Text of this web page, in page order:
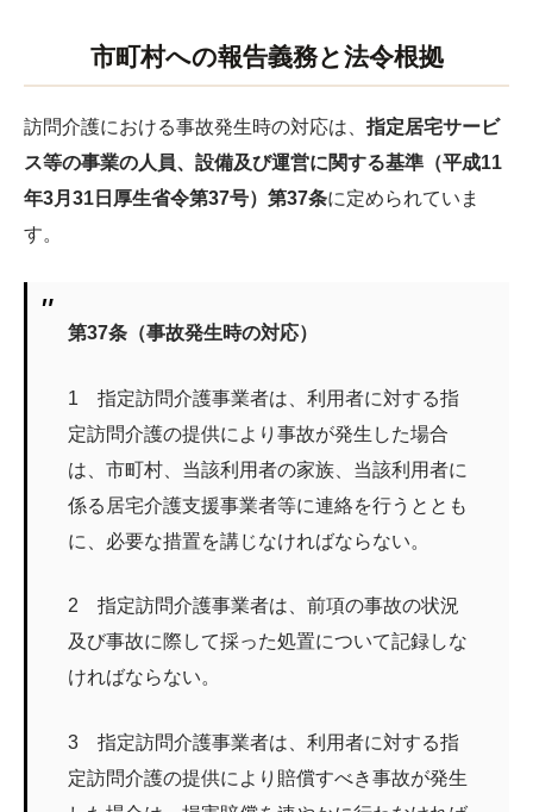
市町村への報告義務と法令根拠
訪問介護における事故発生時の対応は、 指定居宅サービ
ス等の事業の人員、設備及び運営に関する基準（平成11
年3月31日厚生省令第37号）第37条に定められていま
す。
第37条（事故発生時の対応）
1 指定訪問介護事業者は、利用者に対する指
定訪問介護の提供により事故が発生した場合
は、市町村、当該利用者の家族、当該利用者に
係る居宅介護支援事業者等に連絡を行うととも
に、必要な措置を講じなければならない。
2 指定訪問介護事業者は、前項の事故の状況
及び事故に際して採った処置について記録しな
ければならない。
3 指定訪問介護事業者は、利用者に対する指
定訪問介護の提供により賠償すべき事故が発生